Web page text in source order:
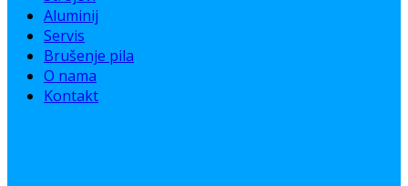
Aluminij
Servis
Brušenje pila
O nama
Kontakt